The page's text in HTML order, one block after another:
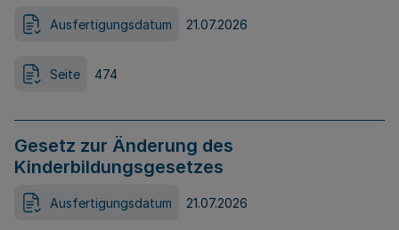
Ausfertigungsdatum 21.07.2026
Seite 474
Gesetz zur Änderung des
Kinderbildungsgesetzes
Ausfertigungsdatum 21.07.2026